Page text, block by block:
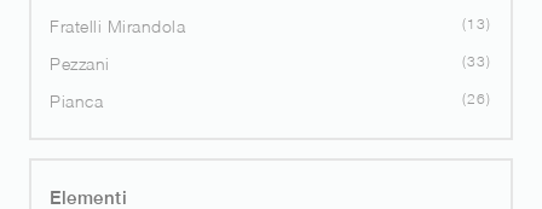
Fratelli Mirandola 13
Pezzani 33
Pianca 26
Elementi